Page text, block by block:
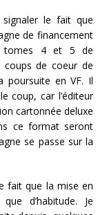
le fait que
de financement
tomes 4 et 5 de
coups de coeur de
poursuite en VF. Il
coup, car l’éditeur
cartonnée deluxe
ce format seront
se passe sur la
fait que la mise en
d’habitude. Je